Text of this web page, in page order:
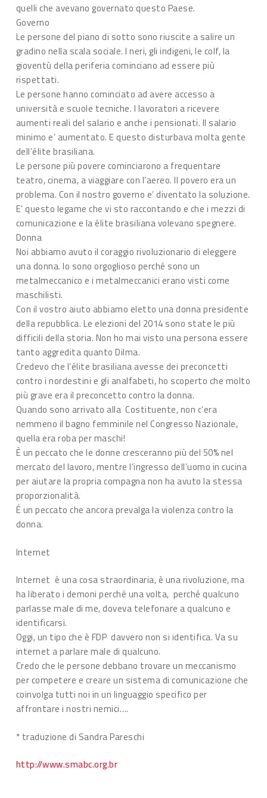
quelli che avevano governato questo Paese.
Governo
Le persone del piano di sotto sono riuscite a salire un
gradino nella scala sociale. I neri, gli indigeni, le colf, la
gioventù della periferia cominciano ad essere più
rispettati.
Le persone hanno cominciato ad avere accesso a
università e scuole tecniche. I lavoratori a ricevere
aumenti reali del salario e anche i pensionati. Il salario
minimo e’ aumentato. E questo disturbava molta gente
dell’élite brasiliana.
Le persone più povere cominciarono a frequentare
teatro, cinema, a viaggiare con l’aereo. Il povero era un
problema. Con il nostro governo e’ diventato la soluzione.
E’ questo legame che vi sto raccontando e che i mezzi di
comunicazione e la élite brasiliana volevano spegnere.
Donna
Noi abbiamo avuto il coraggio rivoluzionario di eleggere
una donna. Io sono orgoglioso perché sono un
metalmeccanico e i metalmeccanici erano visti come
maschilisti.
Con il vostro aiuto abbiamo eletto una donna presidente
della repubblica. Le elezioni del 2014 sono state le più
difficili della storia. Non ho mai visto una persona essere
tanto aggredita quanto Dilma.
Credevo che l’élite brasiliana avesse dei preconcetti
contro i nordestini e gli analfabeti, ho scoperto che molto
più grave era il preconcetto contro la donna.
Quando sono arrivato alla Costituente, non c’era
nemmeno il bagno femminile nel Congresso Nazionale,
quella era roba per maschi!
È un peccato che le donne cresceranno più del 50% nel
mercato del lavoro, mentre l’ingresso dell’uomo in cucina
per aiutare la propria compagna non ha avuto la stessa
proporzionalità.
É un peccato che ancora prevalga la violenza contro la
donna.
Internet
Internet è una cosa straordinaria, è una rivoluzione, ma
ha liberato i demoni perché una volta, perché qualcuno
parlasse male di me, doveva telefonare a qualcuno e
identificarsi.
Oggi, un tipo che è FDP davvero non si identifica. Va su
internet a parlare male di qualcuno.
Credo che le persone debbano trovare un meccanismo
per competere e creare un sistema di comunicazione che
coinvolga tutti noi in un linguaggio specifico per
affrontare i nostri nemici….
* traduzione di Sandra Pareschi
http://www.smabc.org.br